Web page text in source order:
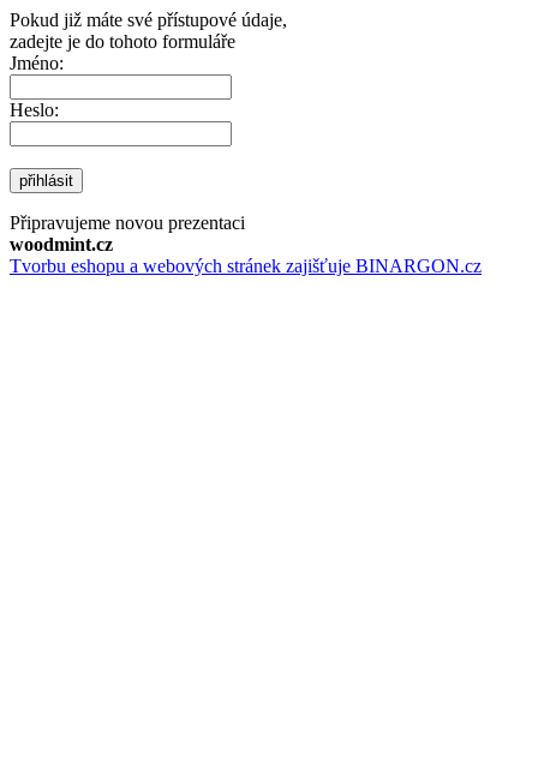
Pokud již máte své přístupové údaje,
zadejte je do tohoto formuláře
Jméno:
Heslo:
přihlásit
Připravujeme novou prezentaci
woodmint.cz
Tvorbu eshopu a webových stránek zajišťuje BINARGON.cz